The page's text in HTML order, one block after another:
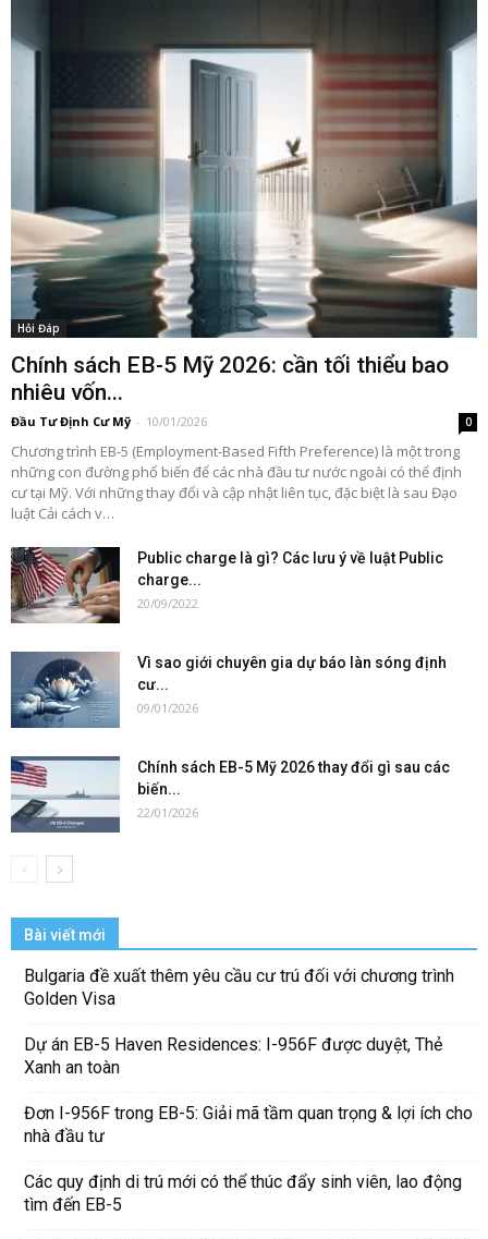
Hỏi Đáp
Chính sách EB-5 Mỹ 2026: cần tối thiểu bao
nhiêu vốn...
Đầu Tư Định Cư Mỹ - 10/01/2026 0
Chương trình EB-5 (Employment-Based Fifth Preference) là một trong
những con đường phổ biến để các nhà đầu tư nước ngoài có thể định
cư tại Mỹ. Với những thay đổi và cập nhật liên tục, đặc biệt là sau Đạo
luật Cải cách v…
Public charge là gì? Các lưu ý về luật Public
charge...
20/09/2022
Vì sao giới chuyên gia dự báo làn sóng định
cư...
09/01/2026
Chính sách EB-5 Mỹ 2026 thay đổi gì sau các
biến...
22/01/2026
Bài viết mới
Bulgaria đề xuất thêm yêu cầu cư trú đối với chương trình
Golden Visa
Dự án EB-5 Haven Residences: I-956F được duyệt, Thẻ
Xanh an toàn
Đơn I-956F trong EB-5: Giải mã tầm quan trọng & lợi ích cho
nhà đầu tư
Các quy định di trú mới có thể thúc đẩy sinh viên, lao động
tìm đến EB-5